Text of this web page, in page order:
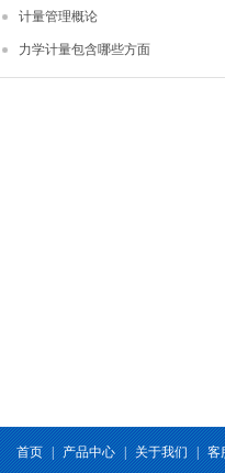
计量管理概论
力学计量包含哪些方面
首页 | 产品中心 | 关于我们 | 客